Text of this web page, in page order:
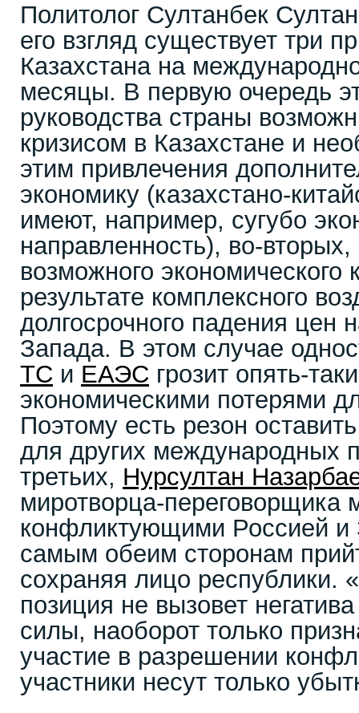
Политолог Султанбек
его взгляд существует три
Казахстана на
месяцы. В первую очередь
руководства страны
кризисом в Казахстане и
этим привлечения
экономику (казахстано-
имеют, например, сугубо
направленность), во-
возможного экономического
результате комплексного
долгосрочного падения цен
Запада. В этом случае
ТС и ЕАЭС грозит опять-
экономическими потерями
Поэтому есть резон
для других международных
третьих, Нурсултан
миротворца-переговорщика
конфликтующими Россией и
самым обеим сторонам
сохраняя лицо республики.
позиция не вызовет
силы, наоборот только
участие в разрешении
участники несут только